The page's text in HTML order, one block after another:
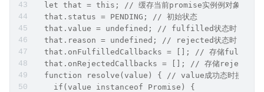
  let that = this; // 缓存当前promise实例例对象
  that.status = PENDING; // 初始状态
that.value = undefined; // fulfilled状态时 返回的
that.reason = undefined; // rejected状态时 拒绝
that.onFulfilledCallbacks = []; // 存储fulfilled
that.onRejectedCallbacks = []; // 存储rejected状
function resolve(value) { // value成功态时接收的
    if(value instanceof Promise) {